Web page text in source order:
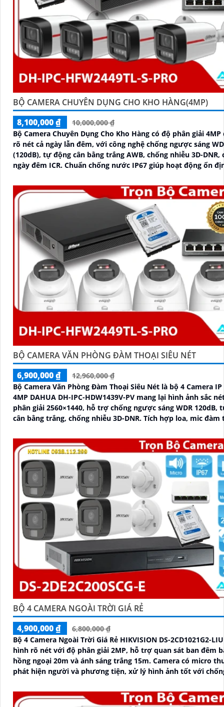
BỘ CAMERA CHUYÊN DỤNG CHO KHO HÀNG(4MP)
8,100,000 ₫
10,000,000 ₫
Bộ Camera Chuyên Dụng Cho Kho Hàng có độ phân giải
rõ nét cả ngày lẫn đêm, với công nghệ chống ngược sáng
(120dB), tự động cân bằng trắng AWB, chống nhiễu 3D-DNR,
ngày đêm ICR. Chuẩn chống nước IP67 giúp hoạt động ổn định trong
BỘ CAMERA VĂN PHÒNG ĐÀM THOẠI SIÊU NÉT
6,900,000 ₫
12,960,000 ₫
Bộ Camera Văn Phòng Đàm Thoại Siêu Nét là bộ 4 Camera
4MP DAHUA DH-IPC-HDW1439V-PV mang lại hình ảnh sắc
phân giải 2560×1440, hỗ trợ chống ngược sáng WDR 120dB,
cân bằng trắng, chống nhiễu 3D-DNR. Tích hợp loa, mic đàm thoại hai
năng phát hiện con người, giúp giám sát hiệu quả ngày đêm
BỘ 4 CAMERA NGOÀI TRỜI GIÁ RẺ
4,900,000 ₫
6,800,000 ₫
Bộ 4 Camera Ngoài Trời Giá Rẻ HIKVISION DS-2CD1021G2-
hình rõ nét với độ phân giải 2MP, hỗ trợ quan sát ban đêm
hồng ngoại 20m và ánh sáng trắng 15m. Camera có micro thu âm,
phát hiện người và phương tiện, xử lý hình ảnh tốt với